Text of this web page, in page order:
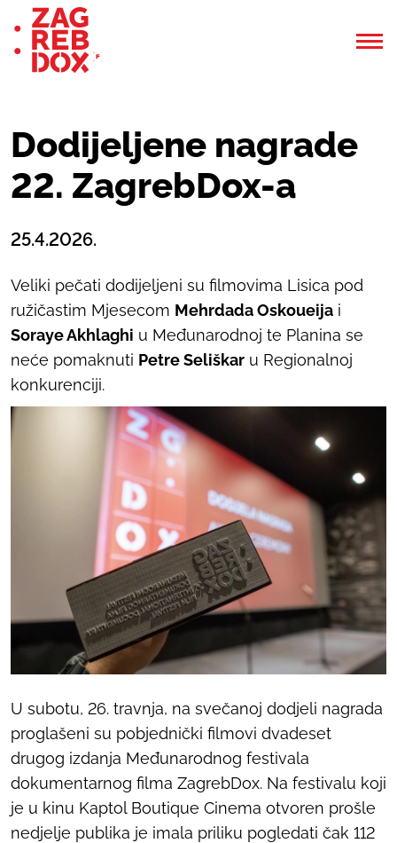
Dodijeljene nagrade
22. ZagrebDox-a
25.4.2026.
Veliki pečati dodijeljeni su filmovima Lisica pod
ružičastim Mjesecom Mehrdada Oskoueija i
Soraye Akhlaghi u Međunarodnoj te Planina se
neće pomaknuti Petre Seliškar u Regionalnoj
konkurenciji.
U subotu, 26. travnja, na svečanoj dodjeli nagrada
proglašeni su pobjednički filmovi dvadeset
drugog izdanja Međunarodnog festivala
dokumentarnog filma ZagrebDox. Na festivalu koji
je u kinu Kaptol Boutique Cinema otvoren prošle
nedjelje publika je imala priliku pogledati čak 112